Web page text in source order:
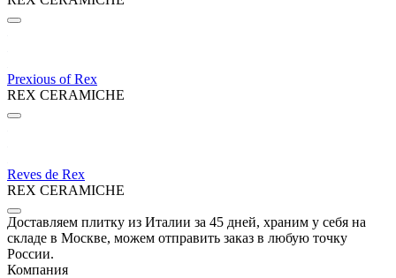
Prexious of Rex
REX CERAMICHE
Reves de Rex
REX CERAMICHE
Доставляем плитку из Италии за 45 дней, храним у себя на
складе в Москве, можем отправить заказ в любую точку
России.
Компания